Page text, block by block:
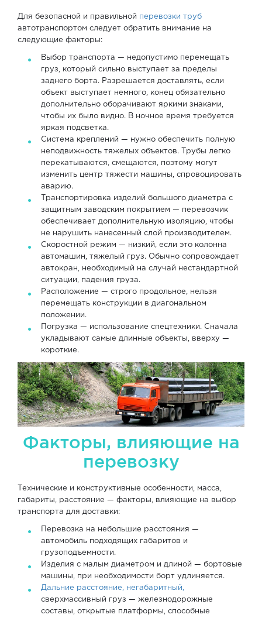
Для безопасной и правильной перевозки труб
автотранспортом следует обратить внимание на
следующие факторы:
Выбор транспорта — недопустимо перемещать
груз, который сильно выступает за пределы
заднего борта. Разрешается доставлять, если
объект выступает немного, конец обязательно
дополнительно оборачивают яркими знаками,
чтобы их было видно. В ночное время требуется
яркая подсветка.
Система креплений — нужно обеспечить полную
неподвижность тяжелых объектов. Трубы легко
перекатываются, смещаются, поэтому могут
изменить центр тяжести машины, спровоцировать
аварию.
Транспортировка изделий большого диаметра с
защитным заводским покрытием — перевозчик
обеспечивает дополнительную изоляцию, чтобы
не нарушить нанесенный слой производителем.
Скоростной режим — низкий, если это колонна
автомашин, тяжелый груз. Обычно сопровождает
автокран, необходимый на случай нестандартной
ситуации, падения груза.
Расположение — строго продольное, нельзя
перемещать конструкции в диагональном
положении.
Погрузка — использование спецтехники. Сначала
укладывают самые длинные объекты, вверху —
короткие.
Факторы, влияющие на
перевозку
Технические и конструктивные особенности, масса,
габариты, расстояние — факторы, влияющие на выбор
транспорта для доставки:
Перевозка на небольшие расстояния —
автомобиль подходящих габаритов и
грузоподъемности.
Изделия с малым диаметром и длиной — бортовые
машины, при необходимости борт удлиняется.
Дальние расстояние, негабаритный,
сверхмассивный груз — железнодорожные
составы, открытые платформы, способные